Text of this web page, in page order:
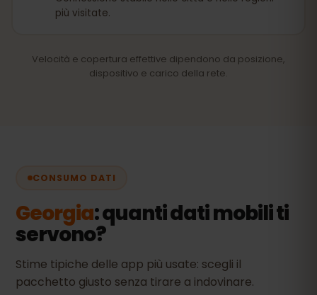
più visitate.
Velocità e copertura effettive dipendono da posizione,
dispositivo e carico della rete.
CONSUMO DATI
Georgia: quanti dati mobili ti
servono?
Stime tipiche delle app più usate: scegli il
pacchetto giusto senza tirare a indovinare.